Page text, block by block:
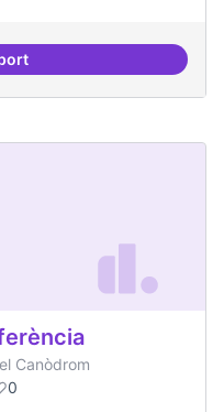
feminisme digital
Canòdrom
0